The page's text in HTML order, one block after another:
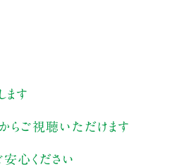
ます
からご視聴いただけます
心ください